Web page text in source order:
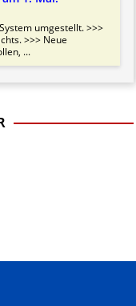
umgestellt. >>>
>>> Neue
...